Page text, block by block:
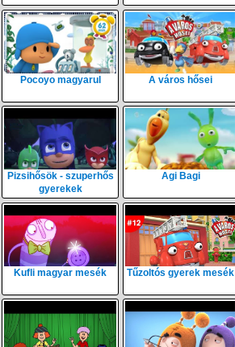
Pocoyo magyarul A város hősei
Pizsihősök - szuperhős
gyerekek
Agi Bagi
Kufli magyar mesék Tűzoltós gyerek mesék